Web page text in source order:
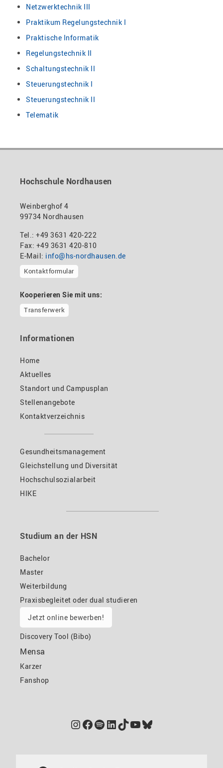
Netzwerktechnik III
Praktikum Regelungstechnik I
Praktische Informatik
Regelungstechnik II
Schaltungstechnik II
Steuerungstechnik I
Steuerungstechnik II
Telematik
Hochschule Nordhausen
Weinberghof 4
99734 Nordhausen
Tel.: +49 3631 420-222
Fax: +49 3631 420-810
E-Mail: info@hs-nordhausen.de
Kontaktformular
Kooperieren Sie mit uns:
Transferwerk
Informationen
Home
Aktuelles
Standort und Campusplan
Stellenangebote
Kontaktverzeichnis
Gesundheitsmanagement
Gleichstellung und Diversität
Hochschulsozialarbeit
HIKE
Studium an der HSN
Bachelor
Master
Weiterbildung
Praxisbegleitet oder dual studieren
Jetzt online bewerben!
Discovery Tool (Bibo)
Mensa
Karzer
Fanshop
Instagram
Facebook
Spotify
LinkedIn
TikTok
YouTube
Bluesky